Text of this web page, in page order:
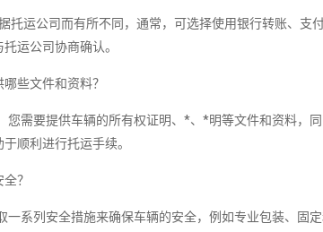
运公司而有所不同，通常，可选择使用银行转账、支
运公司协商确认。
些文件和资料？
需要提供车辆的所有权证明、*、*明等文件和资料，
顺利进行托运手续。
？
系列安全措施来确保车辆的安全，例如专业包装、固